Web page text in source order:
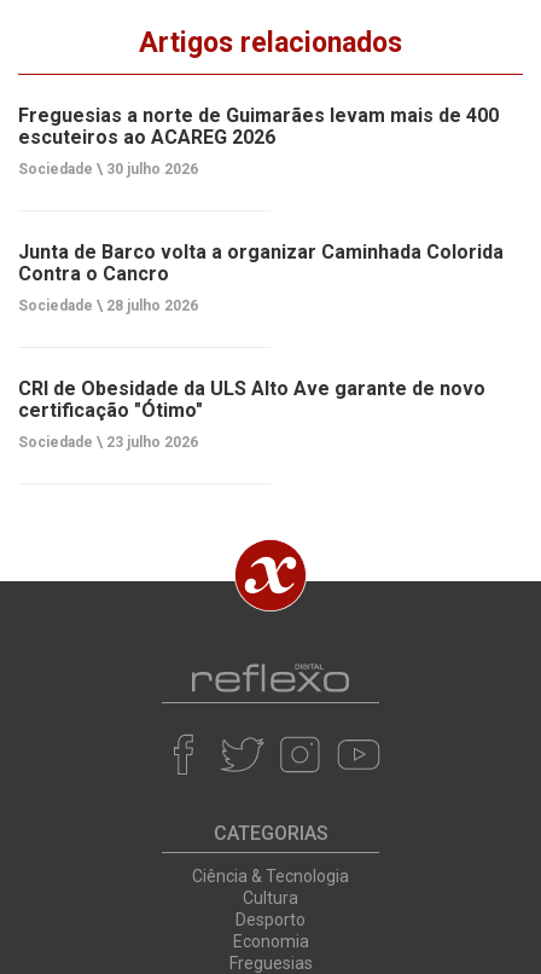
Artigos relacionados
Freguesias a norte de Guimarães levam mais de 400
escuteiros ao ACAREG 2026
Sociedade \ 30 julho 2026
Junta de Barco volta a organizar Caminhada Colorida
Contra o Cancro
Sociedade \ 28 julho 2026
CRI de Obesidade da ULS Alto Ave garante de novo
certificação "Ótimo"
Sociedade \ 23 julho 2026
CATEGORIAS
Ciência & Tecnologia
Cultura
Desporto
Economia
Freguesias